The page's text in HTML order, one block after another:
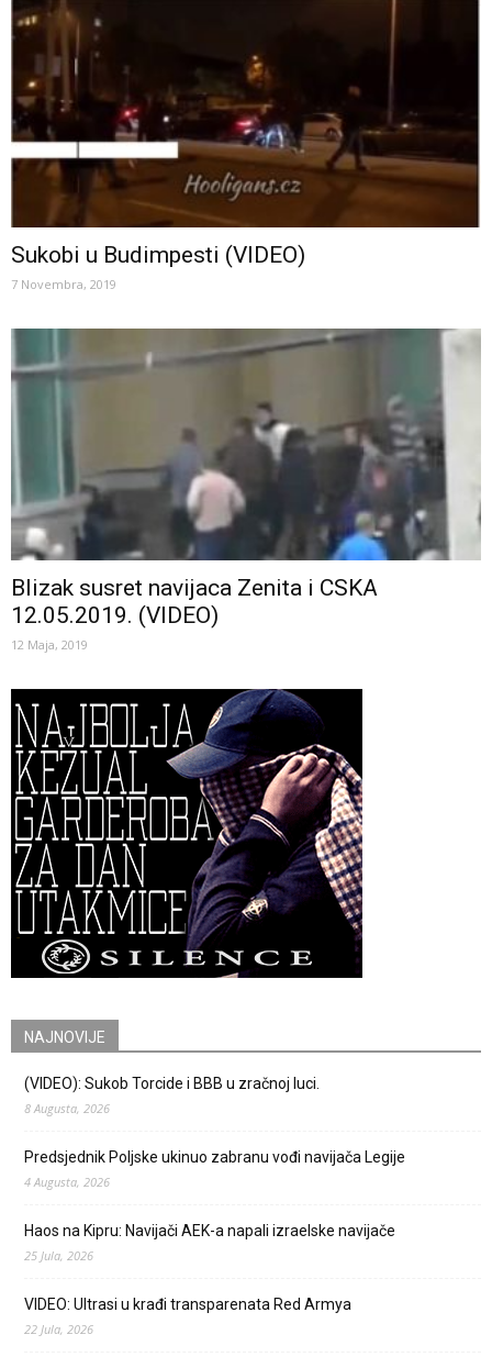
Sukobi u Budimpesti (VIDEO)
7 Novembra, 2019
Blizak susret navijaca Zenita i CSKA
12.05.2019. (VIDEO)
12 Maja, 2019
NAJNOVIJE
(VIDEO): Sukob Torcide i BBB u zračnoj luci.
8 Augusta, 2026
Predsjednik Poljske ukinuo zabranu vođi navijača Legije
4 Augusta, 2026
Haos na Kipru: Navijači AEK-a napali izraelske navijače
25 Jula, 2026
VIDEO: Ultrasi u krađi transparenata Red Armya
22 Jula, 2026